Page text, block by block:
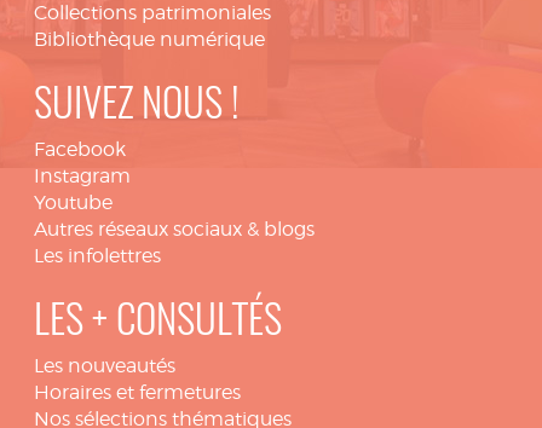
Collections patrimoniales
Bibliothèque numérique
SUIVEZ NOUS !
Facebook
Instagram
Youtube
Autres réseaux sociaux & blogs
Les infolettres
LES + CONSULTÉS
Les nouveautés
Horaires et fermetures
Nos sélections thématiques